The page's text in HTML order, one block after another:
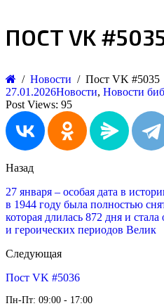
ПОСТ VK
Новости
Пост VK #5035
27.01.2026Новости, Новости
Post Views: 95
Назад
27 января – особая дата в
в 1944 году была полностью
которая длилась 872 дня и
и героических периодов Велик
Следующая
Пост VK #5036
Пн-Пт: 09:00 - 17:00